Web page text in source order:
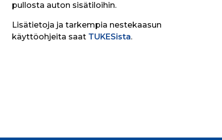
pullosta auton sisätiloihin.
Lisätietoja ja tarkempia nestekaasun
käyttöohjeita saat TUKESista.